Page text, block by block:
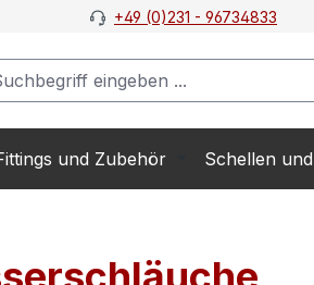
+49 (0)231 - 96734833
und Zubehör Schellen